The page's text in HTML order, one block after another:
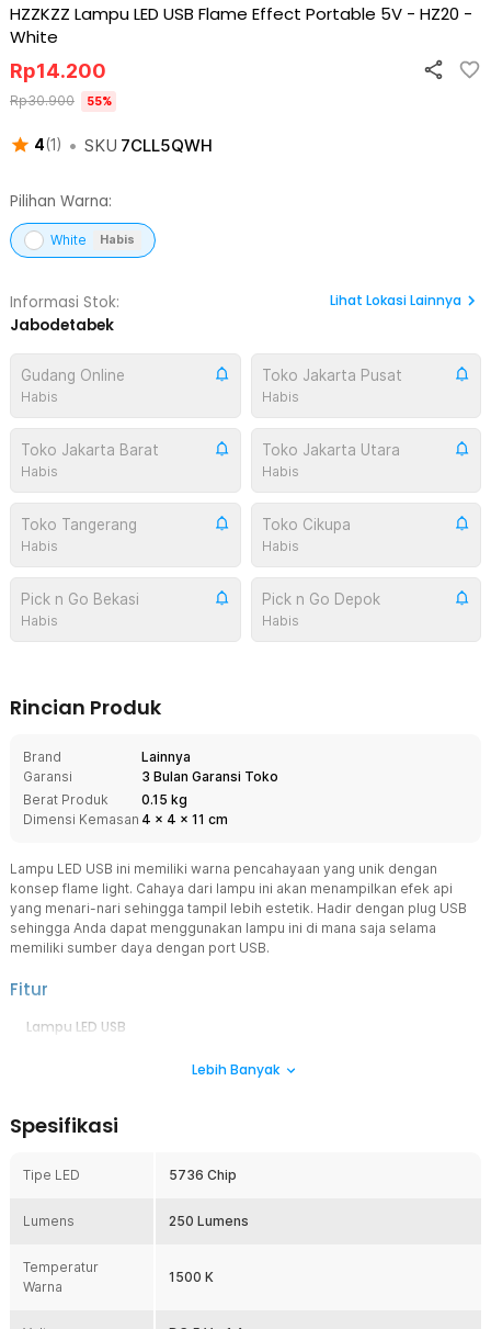
HZZKZZ Lampu LED USB Flame Effect Portable 5V - HZ20 -
White
4(1) • SKU 7CLL5QWH
Rp14.200
Rp30.900 55%
Pilihan Warna:
White Habis
Informasi Stok:
Jabodetabek
Lihat Lokasi Lainnya
Gudang Online
Habis
Toko Jakarta Pusat
Habis
Toko Jakarta Barat
Habis
Toko Jakarta Utara
Habis
Toko Tangerang
Habis
Toko Cikupa
Habis
Pick n Go Bekasi
Habis
Pick n Go Depok
Habis
Rincian Produk
Brand
Lainnya
Garansi
3 Bulan Garansi Toko
Berat Produk
0.15 kg
Dimensi Kemasan 4 x 4 x 11 cm
Lampu LED USB ini memiliki warna pencahayaan yang unik dengan
konsep flame light. Cahaya dari lampu ini akan menampilkan efek api
yang menari-nari sehingga tampil lebih estetik. Hadir dengan plug USB
sehingga Anda dapat menggunakan lampu ini di mana saja selama
memiliki sumber daya dengan port USB.
Fitur
Lampu LED USB
tentunya lebih mudah untuk digunakan. Anda dapat menghubungkan
digunakan di mana saja seperti di ruangan kamar, dibawa camping,
Konsep Cahaya Flame
yang unik dengan konsep cahaya flame. Cahaya yang dihasilkan
dijadikan sebagai lampu dekorasi.
Komponen Berkualitas
Lebih Banyak
Spesifikasi
Tipe LED 5736 Chip
Lumens 250 Lumens
Temperatur
Warna
1500 K